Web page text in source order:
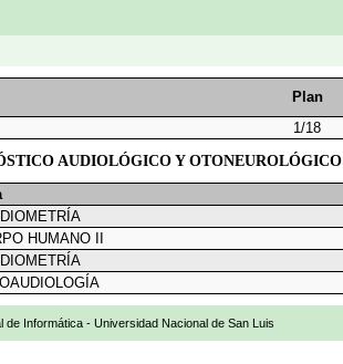
Plan
1/18
AUDIOLÓGICO Y OTONEUROLÓGICO
HUMANO II
de Informática - Universidad Nacional de San Luis